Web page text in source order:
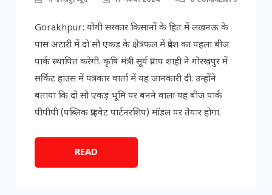
Gorakhpur: योगी सरकार किसानों के हित में लखनऊ के
पास अटारी में दो सौ एकड़ के क्षेत्रफल में प्रदेश का पहला बीज
पार्क स्थापित करेगी. कृषि मंत्री सूर्य प्रताप शाही ने गोरखपुर में
सर्किट हाउस में पत्रकार वार्ता में यह जानकारी दी. उन्होंने
बताया कि दो सौ एकड़ भूमि पर बनने वाला यह बीज पार्क
पीपीपी (पब्लिक प्राइवेट पार्टनरशिप) मॉडल पर तैयार होगा.
READ